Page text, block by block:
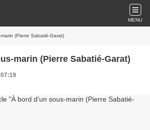
MENU
(Pierre Sabatié-Garat)
marin (Pierre Sabatié-Garat)